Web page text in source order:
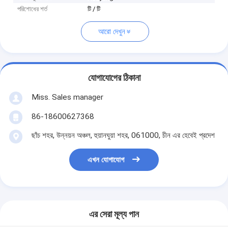
পরিশোধের শর্ত
টি / টি
আরো দেখুন
যোগাযোগের ঠিকানা
Miss. Sales manager
86-18600627368
ছাঁচ শহর, উন্নয়ন অঞ্চল, হুয়ানঘুয়া শহর, 061000, চীন এর হেবেই প্রদেশ
এখন যোগাযোগ
এর সেরা মূল্য পান